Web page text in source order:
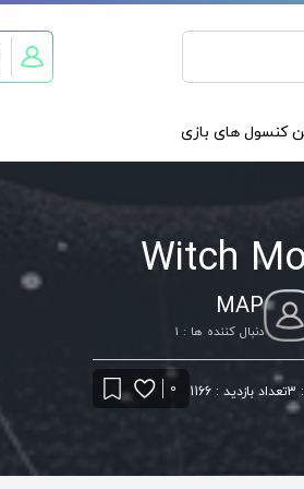
کنسول های بازی
Witch
MAP
دنبال کننده ها : 1
تعداد بازدید : 1166 0